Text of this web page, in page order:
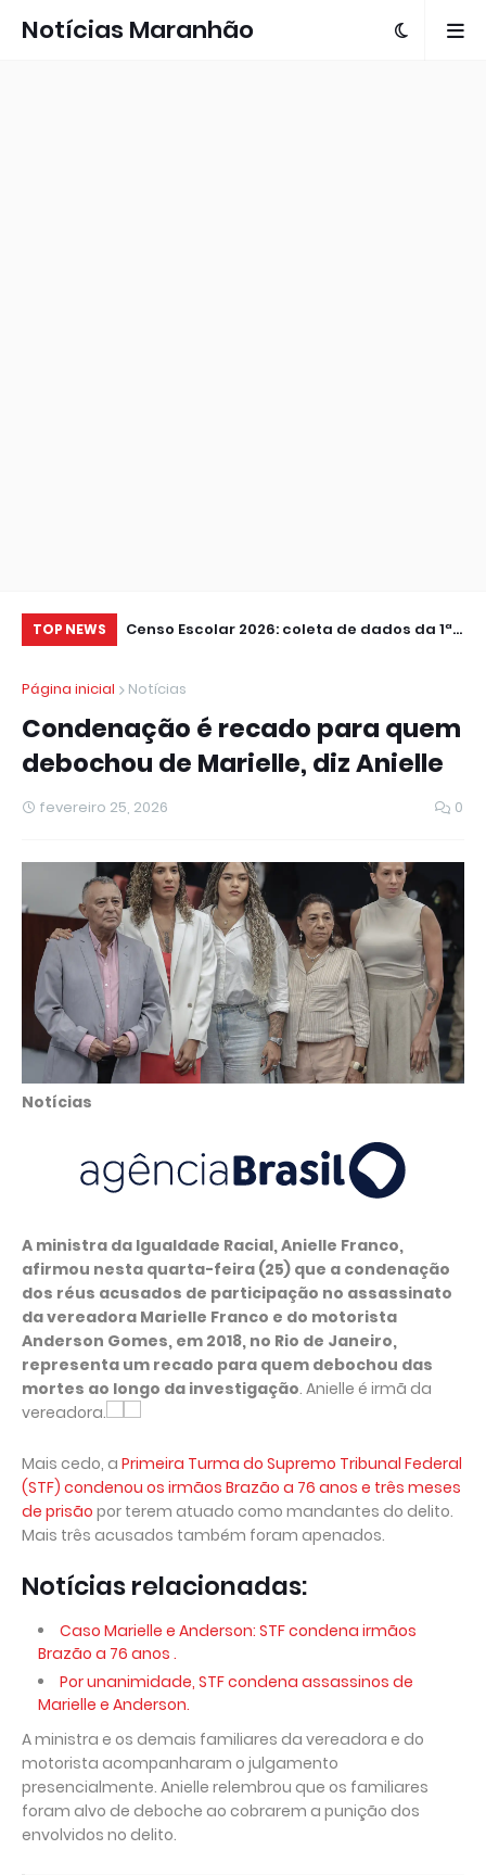
Notícias Maranhão
TOP NEWS
em
Censo Escolar 2026: coleta de dados da 1ª
Página inicial
Notícias
Condenação é recado para quem
debochou de Marielle, diz Anielle
fevereiro 25, 2026 0
Notícias
A ministra da Igualdade Racial, Anielle Franco,
afirmou nesta quarta-feira (25) que a condenação
dos réus acusados de participação no assassinato
da vereadora Marielle Franco e do motorista
Anderson Gomes, em 2018, no Rio de Janeiro,
representa um recado para quem debochou das
mortes ao longo da investigação. Anielle é irmã da
vereadora.
Mais cedo, a Primeira Turma do Supremo Tribunal Federal
(STF) condenou os irmãos Brazão a 76 anos e três meses
de prisão por terem atuado como mandantes do delito.
Mais três acusados também foram apenados.
Notícias relacionadas:
Caso Marielle e Anderson: STF condena irmãos
Brazão a 76 anos .
Por unanimidade, STF condena assassinos de
Marielle e Anderson.
A ministra e os demais familiares da vereadora e do
motorista acompanharam o julgamento
presencialmente. Anielle relembrou que os familiares
foram alvo de deboche ao cobrarem a punição dos
envolvidos no delito.